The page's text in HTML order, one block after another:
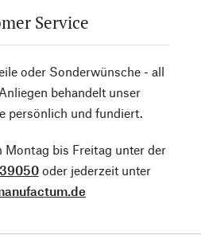
Service
oder Sonderwünsche - all
behandelt unser
persönlich und fundiert.
Montag bis Freitag unter der
oder jederzeit unter